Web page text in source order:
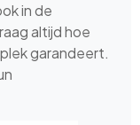
in de
altijd hoe
garandeert.